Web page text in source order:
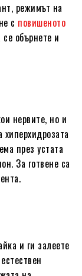
режимът на
с повишеното
обърнете и
нервите, но и
през устата
За готвене са
и ги залеете